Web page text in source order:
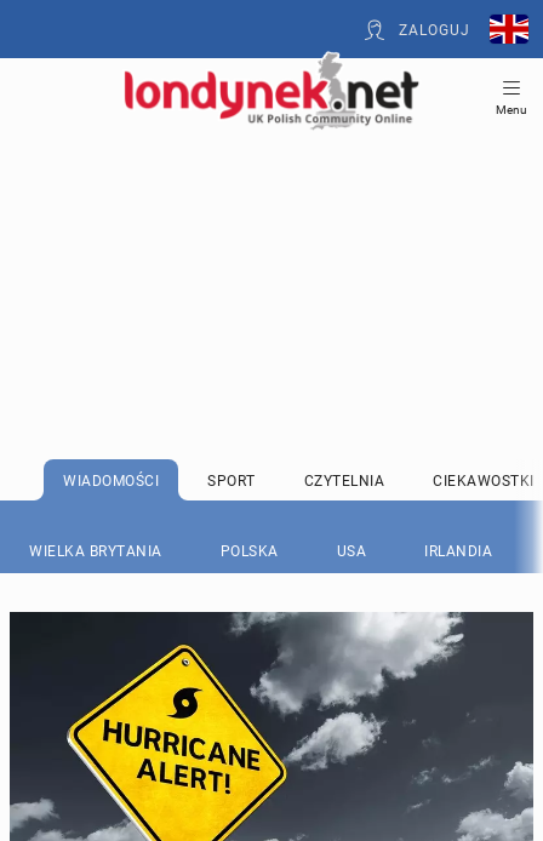
ZALOGUJ
Menu
WIADOMOŚCI SPORT CZYTELNIA CIEKAWOSTKI
WIELKA BRYTANIA POLSKA USA IRLANDIA